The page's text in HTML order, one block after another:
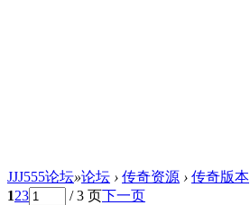
JJJ555论坛»论坛 › 传奇资源 › 传奇版本
123 / 3 页下一页